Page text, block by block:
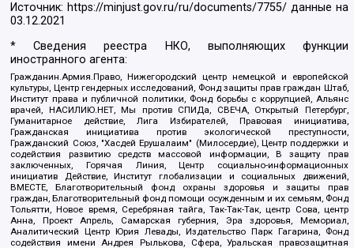
Источник: https://minjust.gov.ru/ru/documents/7755/ данные на
03.12.2021
* Сведения реестра НКО, выполняющих функции
иностранного агента:
Гражданин.Армия.Право, Нижегородский центр немецкой и европейской
культуры, Центр гендерных исследований, Фонд защиты прав граждан Штаб,
Институт права и публичной политики, Фонд борьбы с коррупцией, Альянс
врачей, НАСИЛИЮ.НЕТ, Мы против СПИДа, СВЕЧА, Открытый Петербург,
Гуманитарное действие, Лига Избирателей, Правовая инициатива,
Гражданская инициатива против экологической преступности,
Гражданский Союз, "Хасдей Ерушалаим" (Милосердие), Центр поддержки и
содействия развитию средств массовой информации, В защиту прав
заключенных, Горячая Линия, Центр социально-информационных
инициатив Действие, Институт глобализации и социальных движений,
ВМЕСТЕ, Благотворительный фонд охраны здоровья и защиты прав
граждан, Благотворительный фонд помощи осужденным и их семьям, Фонд
Тольятти, Новое время, Серебряная тайга, Так-Так-Так, центр Сова, центр
Анна, Проект Апрель, Самарская губерния, Эра здоровья, Мемориал,
Аналитический Центр Юрия Левады, Издательство Парк Гагарина, Фонд
содействия имени Андрея Рылькова, Сфера, Уральская правозащитная